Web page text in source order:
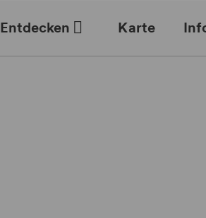
Entdecken Karte